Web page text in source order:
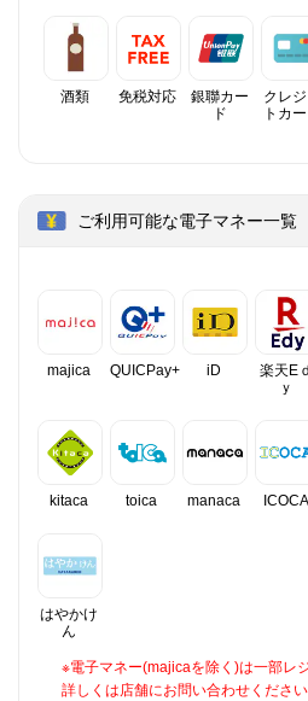
酒類 免税対応
銀聯カー
ド
クレジ
トカ
ご利用可能な電子マネー一覧
majica QUICPay+ iD
楽天Eｄ
ｙ
kitaca toica manaca ICOCA
はやかけ
ん
※電子マネー(majicaを除く)は一部レ
詳しくは店舗にお問い合わせください